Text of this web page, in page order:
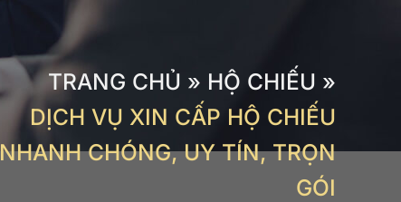
TRANG CHỦ » HỘ CHIẾU »
DỊCH VỤ XIN CẤP HỘ CHIẾU
NHANH CHÓNG, UY TÍN, TRỌN
GÓI